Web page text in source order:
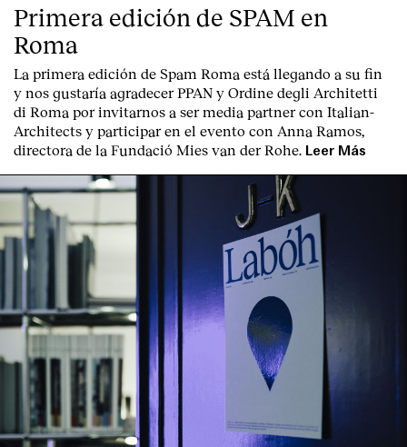
Primera edición de SPAM en
Roma
La primera edición de Spam Roma está llegando a su fin
y nos gustaría agradecer PPAN y Ordine degli Architetti
di Roma por invitarnos a ser media partner con Italian-
Architects y participar en el evento con Anna Ramos,
directora de la Fundació Mies van der Rohe. Leer Más